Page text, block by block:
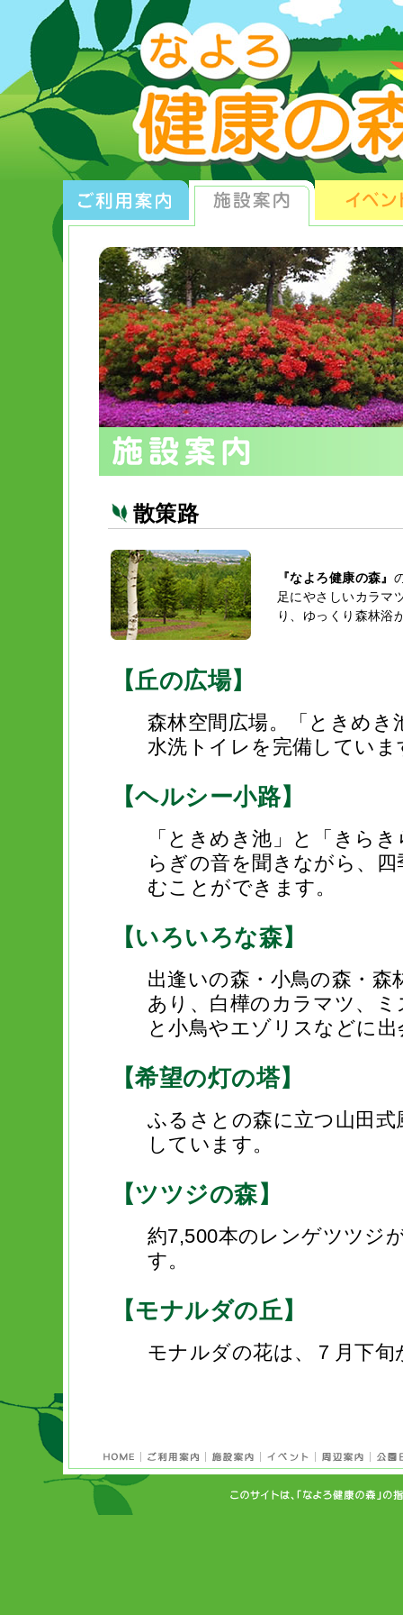
散策路
『なよろ健康の森』
足にやさしいカラマ
り、ゆっくり森林浴
【丘の広場】
森林空間広場。「ときめき
水洗トイレを完備していま
【ヘルシー小路】
「ときめき池」と「きら
らぎの音を聞きながら、
むことができます。
【いろいろな森】
出逢いの森・小鳥の森・
あり、白樺のカラマツ、
と小鳥やエゾリスなどに
【希望の灯の塔】
ふるさとの森に立つ山田
しています。
【ツツジの森】
約7,500本のレンゲツツジ
す。
【モナルダの丘】
モナルダの花は、７月下旬